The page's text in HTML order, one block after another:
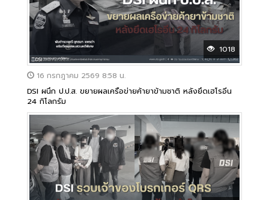
1018
16 กรกฎาคม 2569 8:58 น.
DSI ผนึก ป.ป.ส. ขยายผลเครือข่ายค้ายาข้ามชาติ หลังยึดเฮโรอีน
24 กิโลกรัม